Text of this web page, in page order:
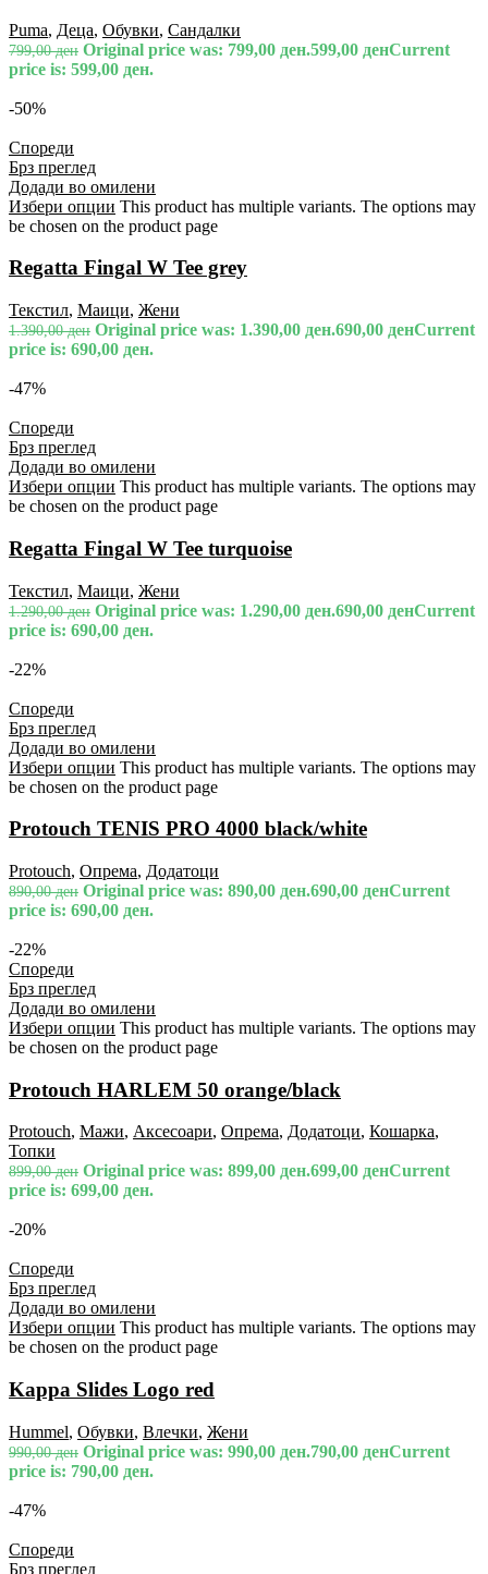
Puma, Деца, Обувки, Сандалки
799,00ден Original price was: 799,00 ден.599,00 денCurrent
price is: 599,00 ден.
-50%
Спореди
Брз преглед
Додади во омилени
Избери опции This product has multiple variants. The options may
be chosen on the product page
Regatta Fingal W Tee grey
Текстил, Маици, Жени
1.390,00ден Original price was: 1.390,00 ден.690,00 денCurrent
price is: 690,00 ден.
-47%
Спореди
Брз преглед
Додади во омилени
Избери опции This product has multiple variants. The options may
be chosen on the product page
Regatta Fingal W Tee turquoise
Текстил, Маици, Жени
1.290,00ден Original price was: 1.290,00 ден.690,00 денCurrent
price is: 690,00 ден.
-22%
Спореди
Брз преглед
Додади во омилени
Избери опции This product has multiple variants. The options may
be chosen on the product page
Protouch TENIS PRO 4000 black/white
Protouch, Опрема, Додатоци
890,00ден Original price was: 890,00 ден.690,00 денCurrent
price is: 690,00 ден.
-22%
Спореди
Брз преглед
Додади во омилени
Избери опции This product has multiple variants. The options may
be chosen on the product page
Protouch HARLEM 50 orange/black
Protouch, Мажи, Аксесоари, Опрема, Додатоци, Кошарка,
Топки
899,00ден Original price was: 899,00 ден.699,00 денCurrent
price is: 699,00 ден.
-20%
Спореди
Брз преглед
Додади во омилени
Избери опции This product has multiple variants. The options may
be chosen on the product page
Kappa Slides Logo red
Hummel, Обувки, Влечки, Жени
990,00ден Original price was: 990,00 ден.790,00 денCurrent
price is: 790,00 ден.
-47%
Спореди
Брз преглед